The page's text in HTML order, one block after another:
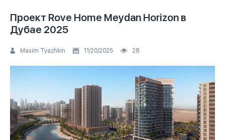
Проект Rove Home Meydan Horizon в
Дубае 2025
Maxim Tyazhkin 11/20/2025 28